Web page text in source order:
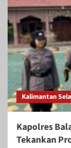
Kalimantan
Kapolres
Tekankan